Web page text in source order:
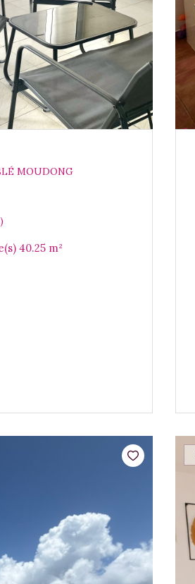
MOUDONG
Appartement 2 pièce(s) 1 chambre(s) 40.25 m²